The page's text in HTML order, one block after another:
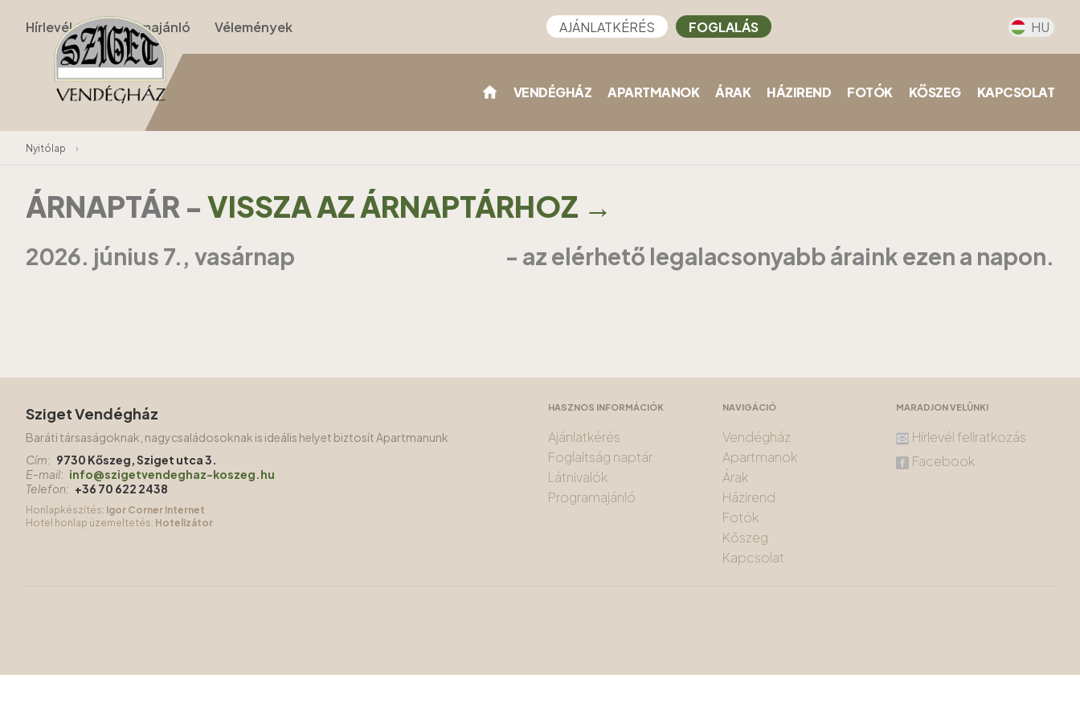
Hírlevél Programajánló Vélemények AJÁNLATKÉRÉS FOGLALÁS HU
VENDÉGHÁZ APARTMANOK ÁRAK HÁZIREND FOTÓK KŐSZEG KAPCSOLAT
Nyitólap ›
ÁRNAPTÁR - VISSZA AZ ÁRNAPTÁRHOZ →
2026. június 7., vasárnap - az elérhető legalacsonyabb áraink ezen a napon.
Sziget Vendégház
Baráti társaságoknak, nagycsaládosoknak is ideális helyet biztosít Apartmanunk
Cím: 9730 Kőszeg, Sziget utca 3.
E-mail: info@szigetvendeghaz-koszeg.hu
Telefon: +36 70 622 2438
Honlapkészítés: Igor Corner Internet
Hotel honlap üzemeltetés: Hotelizátor
HASZNOS INFORMÁCIÓK
Ajánlatkérés
Foglaltság naptár
Látnivalók
Programajánló
NAVIGÁCIÓ
Vendégház
Apartmanok
Árak
Házirend
Fotók
Kőszeg
Kapcsolat
MARADJON VELÜNK!
Hírlevél feliratkozás
Facebook